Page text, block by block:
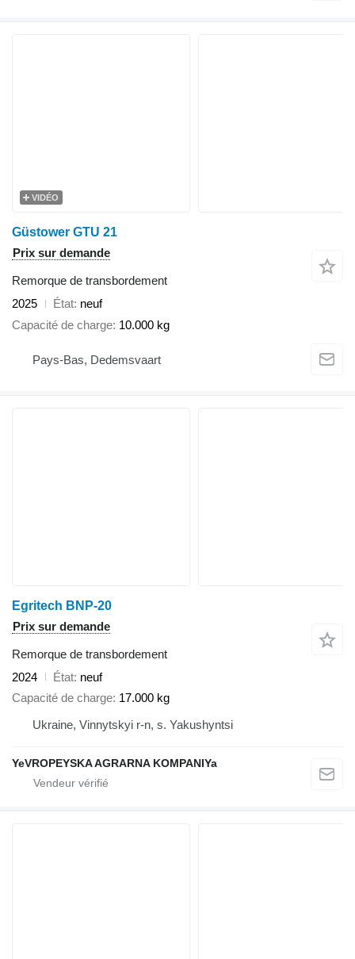
VIDÉO
Güstower GTU 21
Prix sur demande
Remorque de transbordement
2025
État neuf
Capacité de charge 10.000 kg
Pays-Bas, Dedemsvaart
Egritech BNP-20
Prix sur demande
Remorque de transbordement
2024
État neuf
Capacité de charge 17.000 kg
Ukraine, Vinnytskyi r-n, s. Yakushyntsi
YeVROPEYSKA AGRARNA KOMPANIYa